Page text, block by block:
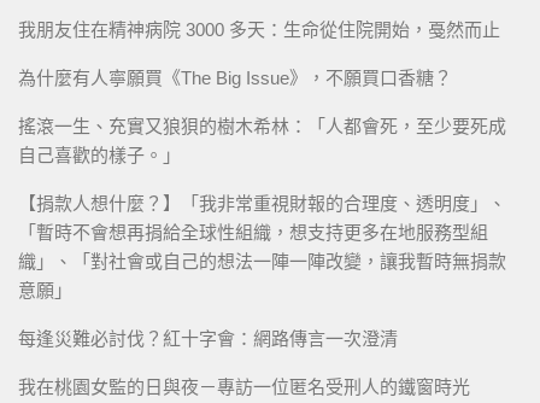
我朋友住在精神病院 3000 多天：生命從住院開始，戞然而止
為什麼有人寧願買《The Big Issue》，不願買口香糖？
搖滾一生、充實又狼狽的樹木希林：「人都會死，至少要死成
自己喜歡的樣子。」
【捐款人想什麼？】「我非常重視財報的合理度、透明度」、
「暫時不會想再捐給全球性組織，想支持更多在地服務型組
織」、「對社會或自己的想法一陣一陣改變，讓我暫時無捐款
意願」
每逢災難必討伐？紅十字會：網路傳言一次澄清
我在桃園女監的日與夜－專訪一位匿名受刑人的鐵窗時光